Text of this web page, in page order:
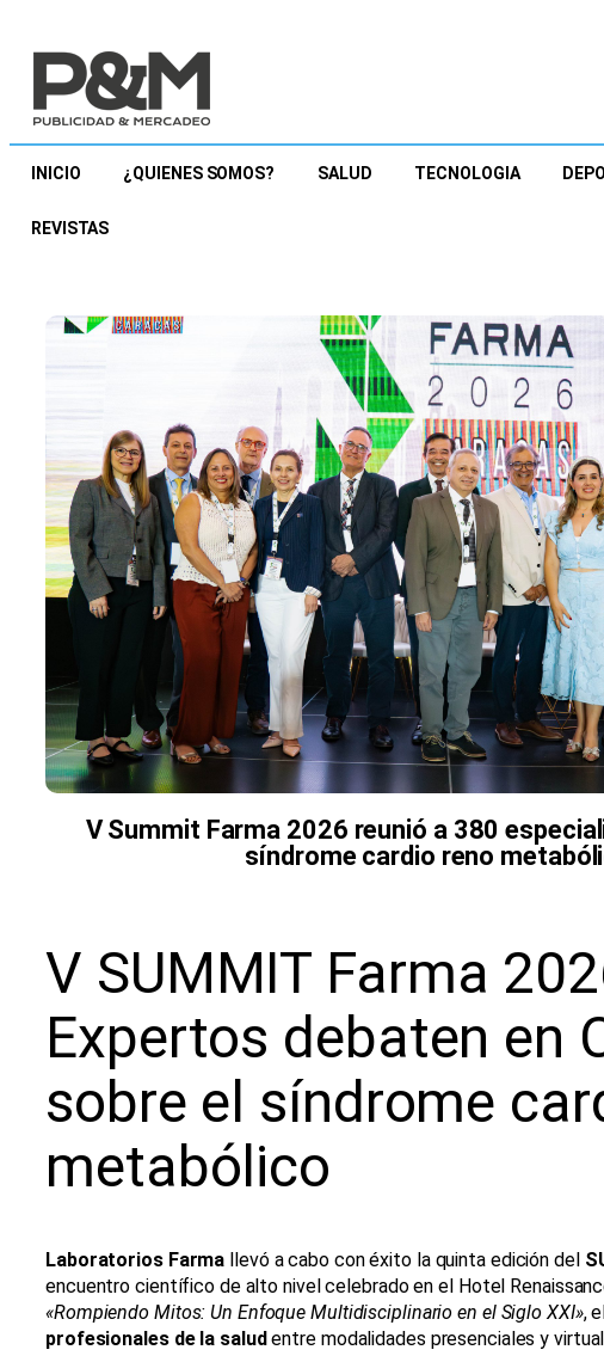
INICIO ¿QUIENES SOMOS? SALUD TECNOLOGIA
REVISTAS
V Summit Farma 2026 reunió a 380
síndrome cardio reno
V SUMMIT Farma
Expertos debaten en
sobre el síndrome
metabólico
Laboratorios Farma llevó a cabo con éxito la quinta edición del
encuentro científico de alto nivel celebrado en el Hotel
«Rompiendo Mitos: Un Enfoque Multidisciplinario en el Siglo XXI»,
profesionales de la saludentre modalidades presenciales y